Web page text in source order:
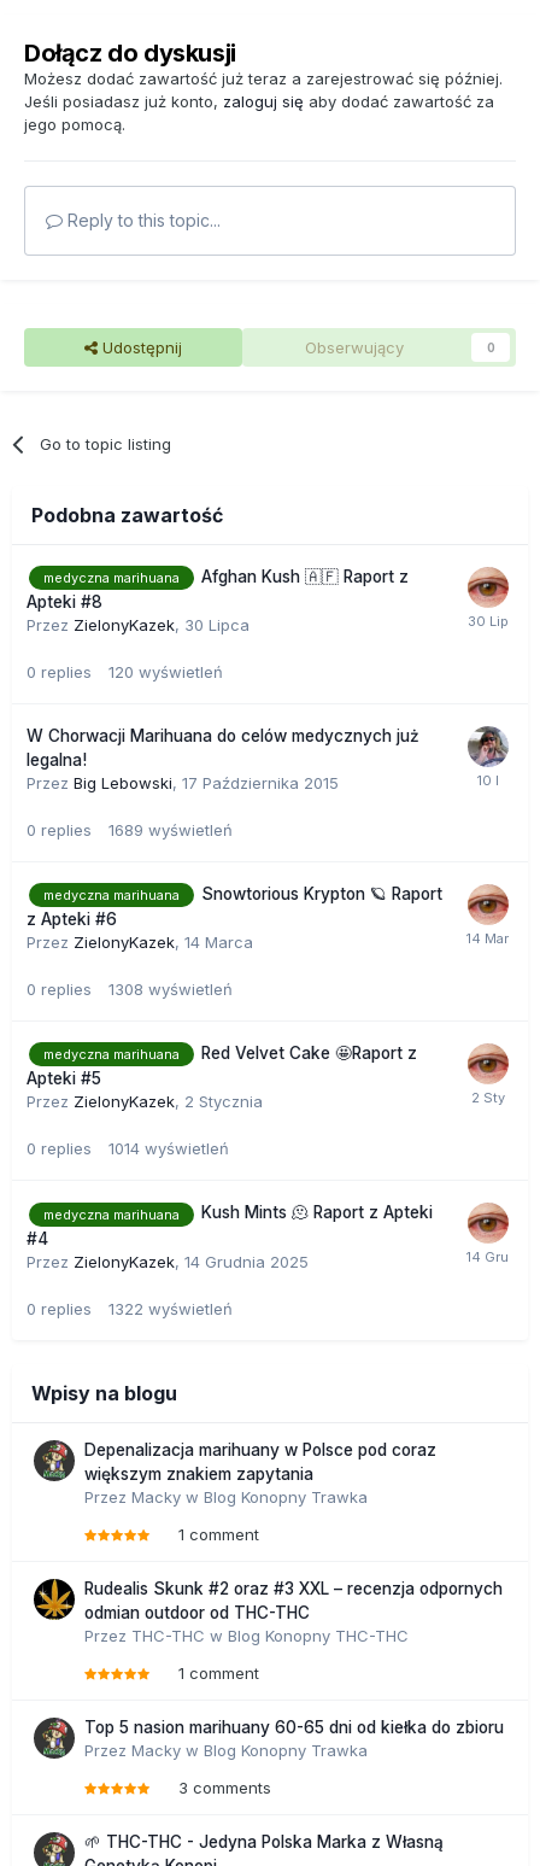
Dołącz do dyskusji
Możesz dodać zawartość już teraz a zarejestrować się później.
Jeśli posiadasz już konto, zaloguj się aby dodać zawartość za
jego pomocą.
Reply to this topic...
Udostępnij Obserwujący 0
Go to topic listing
Podobna zawartość
medyczna marihuana
Afghan Kush 🇦🇫 Raport z
Apteki #8
Przez ZielonyKazek, 30 Lipca
0 replies 120 wyświetleń
W Chorwacji Marihuana do celów medycznych już
legalna!
Przez Big Lebowski, 17 Października 2015
0 replies 1689 wyświetleń
medyczna marihuana
Snowtorious Krypton 🪐 Raport
z Apteki #6
Przez ZielonyKazek, 14 Marca
0 replies 1308 wyświetleń
medyczna marihuana
Red Velvet Cake 🤩Raport z
Apteki #5
Przez ZielonyKazek, 2 Stycznia
0 replies 1014 wyświetleń
medyczna marihuana
Kush Mints 🫠 Raport z Apteki
#4
Przez ZielonyKazek, 14 Grudnia 2025
0 replies 1322 wyświetleń
Wpisy na blogu
Depenalizacja marihuany w Polsce pod coraz
większym znakiem zapytania
Przez Macky w Blog Konopny Trawka
1 comment
Rudealis Skunk #2 oraz #3 XXL – recenzja odpornych
odmian outdoor od THC-THC
Przez THC-THC w Blog Konopny THC-THC
1 comment
Top 5 nasion marihuany 60-65 dni od kiełka do zbioru
Przez Macky w Blog Konopny Trawka
3 comments
🌱 THC-THC - Jedyna Polska Marka z Własną